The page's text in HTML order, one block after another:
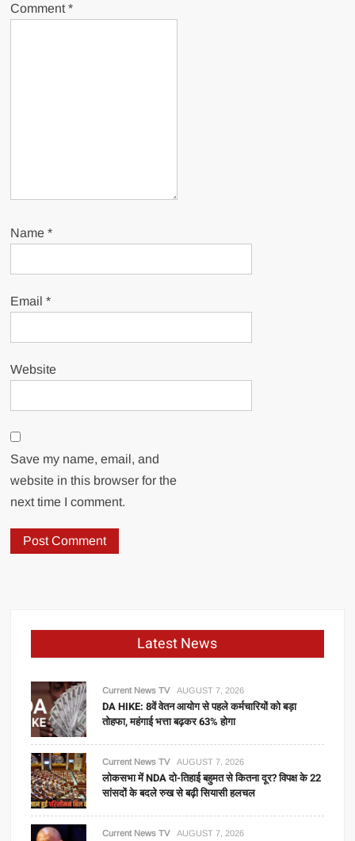
Comment*
Name*
Email*
Website
Save my name, email, and
website in this browser for the
next time I comment.
Latest News
Current News TV AUGUST 7, 2026
DA HIKE: 8वें वेतन आयोग से पहले कर्मचारियों को बड़ा
तोहफा, महंगाई भत्ता बढ़कर 63% होगा
Current News TV AUGUST 7, 2026
लोकसभा में NDA दो-तिहाई बहुमत से कितना दूर? विपक्ष के 22
सांसदों के बदले रुख से बढ़ी सियासी हलचल
Current News TV AUGUST 7, 2026